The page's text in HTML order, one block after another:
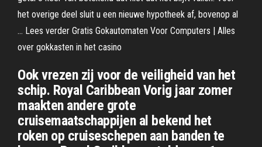
het overige deel sluit u een nieuwe hypotheek af, bovenop al
… Lees verder Gratis Gokautomaten Voor Computers | Alles
over gokkasten in het casino
Ook vrezen zij voor de veiligheid van het
schip. Royal Caribbean Vorig jaar zomer
maakten andere grote
cruisemaatschappijen al bekend het
roken op cruiseschepen aan banden te